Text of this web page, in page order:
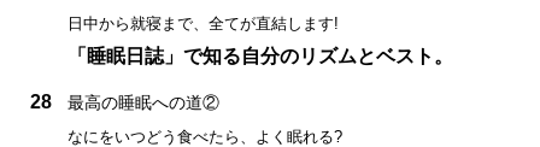
日中から就寝まで、全てが直結します!
「睡眠日誌」で知る自分のリズムとベスト。
28 最高の睡眠への道②
なにをいつどう食べたら、よく眠れる?